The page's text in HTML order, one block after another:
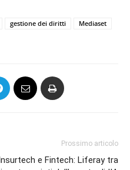
gestione dei diritti
Mediaset
Prossimo articolo
Insurtech e Fintech: Liferay tra